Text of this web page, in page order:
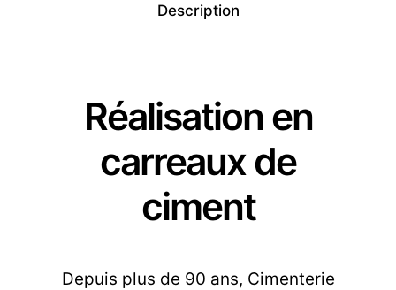
Description
Réalisation en
carreaux de
ciment
Depuis plus de 90 ans, Cimenterie